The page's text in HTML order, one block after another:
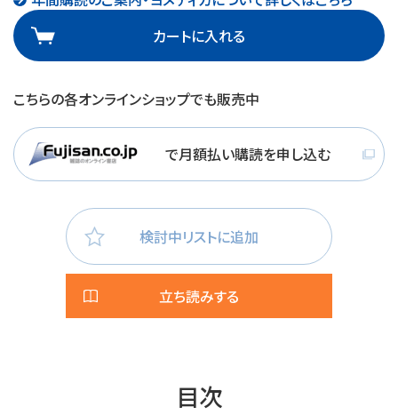
カートに入れる
こちらの各オンラインショップでも販売中
で月額払い購読を申し込む
検討中リストに追加
立ち読みする
目次